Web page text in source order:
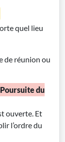
quel lieu
de réunion ou
du
ouverte. Et
l’ordre du